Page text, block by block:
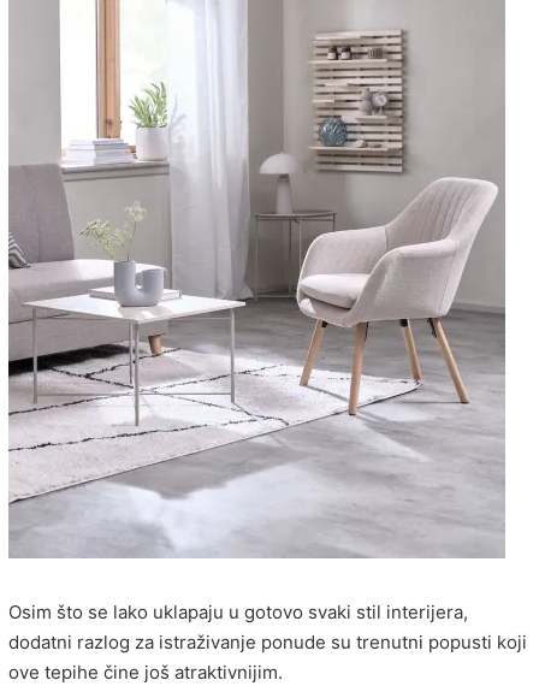
Osim što se lako uklapaju u gotovo svaki stil interijera,
dodatni razlog za istraživanje ponude su trenutni popusti koji
ove tepihe čine još atraktivnijim.